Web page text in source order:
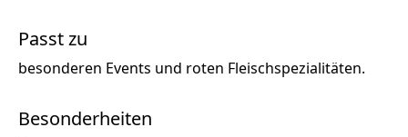
Passt zu
besonderen Events und roten Fleischspezialitäten.
Besonderheiten